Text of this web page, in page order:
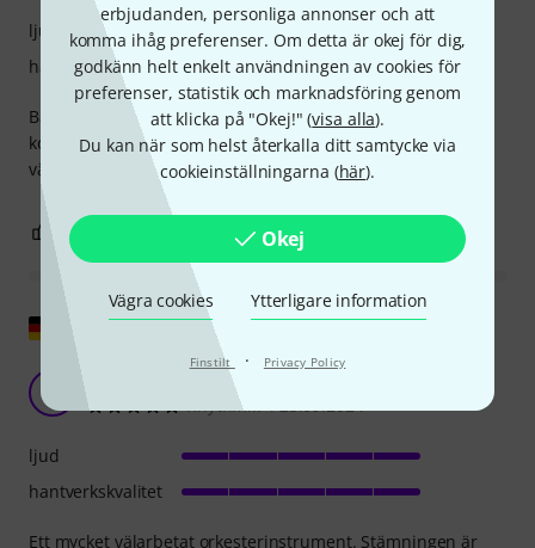
erbjudanden, personliga annonser och att
komma ihåg preferenser. Om detta är okej för dig,
godkänn helt enkelt användningen av cookies för
preferenser, statistik och marknadsföring genom
att klicka på "Okej!" (visa alla).
Du kan när som helst återkalla ditt samtycke via
cookieinställningarna (här).
Okej
Vägra cookies Ytterligare information
Finstilt · Privacy Policy
Bästa ljud, resonerar (utan att vara irriterande) in i
konserthusets yttersta hörn. Mycket bra utförande och
väldigt, väldigt bra ljud.
ljud
hantverkskvalitet
ANMÄL RECENSION
Visa original
Rhythmik 4 25.09.2024
Ett mycket välarbetat orkesterinstrument. Stämningen är
ljud
hantverkskvalitet